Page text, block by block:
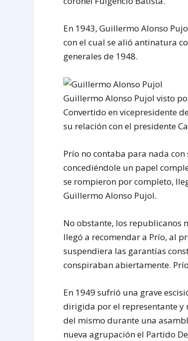
En 1943, Guillermo Alonso
con el cual se alió antinatura
generales de 1948.
Guillermo Alonso Pujol visto
Convertido en vicepresidente
su relación con el presidente
Prío no contaba para nada
concediéndole un papel
se rompieron por completo,
Guillermo Alonso Pujol.
No obstante, los republicanos
llegó a recomendar a Prío, al
suspendiera las garantías
conspiraban abiertamente.
En 1949 sufrió una grave
dirigida por el representante y
del mismo durante una
nueva agrupación el Partido